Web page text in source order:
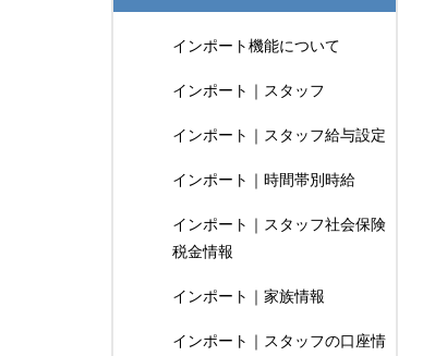
インポート機能について
インポート｜スタッフ
インポート｜スタッフ給与設定
インポート｜時間帯別時給
インポート｜スタッフ社会保険
税金情報
インポート｜家族情報
インポート｜スタッフの口座情